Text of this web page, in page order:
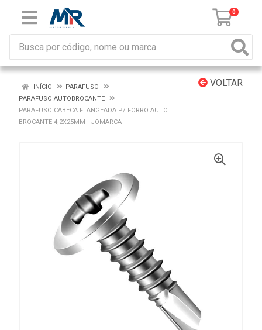
0
VOLTAR
INÍCIO
PARAFUSO
PARAFUSO AUTOBROCANTE
PARAFUSO CABECA FLANGEADA P/ FORRO AUTO
BROCANTE 4,2X25MM - JOMARCA